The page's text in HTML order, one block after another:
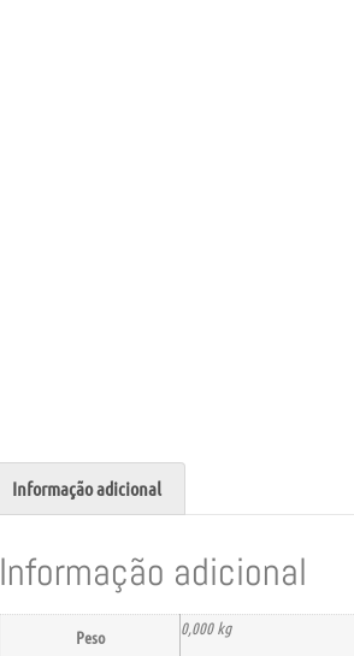
Informação adicional
Informação adicional
Peso 0,000 kg